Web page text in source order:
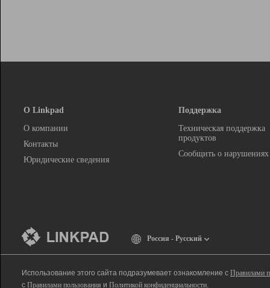
О Linkpad
О компании
Контакты
Юридические сведения
Поддержка
Техническая поддержка
продуктов
Сообщить о нарушениях
Россия - Русский
Использование этого сайта подразумевает ознакомление с Правилами
с Правилами пользования и Политикой конфиденциальности.